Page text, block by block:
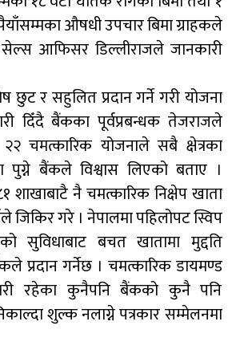
औषधी उपचार बिमा ग्राहकले
सेल्स आफिसर डिल्लीराजले जानकारी
छुट र सहुलित प्रदान गर्ने गरी योजना
दिँदै बैंकका पूर्वप्रबन्धक तेजराजले
चमत्कारिक योजनाले सबै क्षेत्रका
पुग्ने बैंकले विश्वास लिएको बताए ।
शाखाबाटै नै चमत्कारिक निक्षेप खाता
जिकिर गरे । नेपालमा पहिलोपट स्विप
सुविधाबाट बचत खातामा मुद्दति
प्रदान गर्नेछ । चमत्कारिक डायमण्ड
रहेका कुनैपनि बैंकको कुनै पनि
शुल्क नलाग्ने पत्रकार सम्मेलनमा